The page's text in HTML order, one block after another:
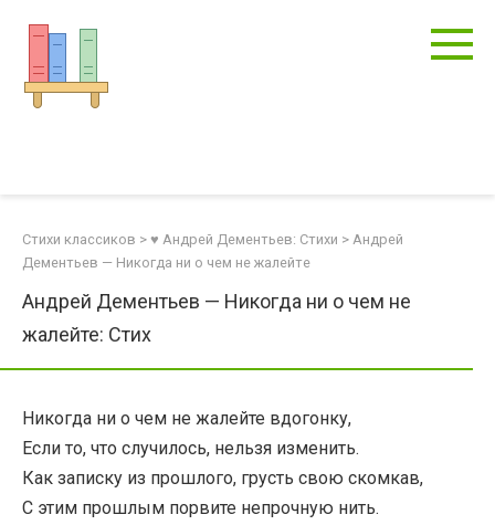
контенту
Стихи классиков > ♥ Андрей Дементьев: Стихи > Андрей
Дементьев — Никогда ни о чем не жалейте
Андрей Дементьев — Никогда ни о чем не
жалейте: Стих
Никогда ни о чем не жалейте вдогонку,
Если то, что случилось, нельзя изменить.
Как записку из прошлого, грусть свою скомкав,
С этим прошлым порвите непрочную нить.